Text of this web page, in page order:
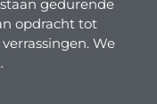
gedurende
opdracht tot
We